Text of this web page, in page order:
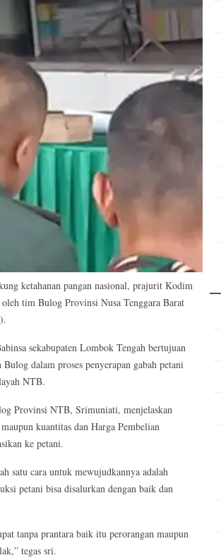
ketahanan pangan nasional, prajurit Kodim
tim Bulog Provinsi Nusa Tenggara Barat
sekabupaten Lombok Tengah bertujuan
dalam proses penyerapan gabah petani
NTB.
Provinsi NTB, Srimuniati, menjelaskan
kuantitas dan Harga Pembelian
ke petani.
satu cara untuk mewujudkannya adalah
petani bisa disalurkan dengan baik dan
tanpa prantara baik itu perorangan maupun
tegas sri.